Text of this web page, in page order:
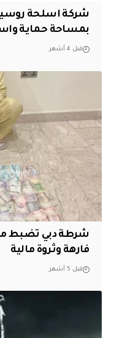
شركة اسلحة
بمساحة حماية
قبل 4 أشهر
فارهة وثروة مالية
قبل 5 أشهر